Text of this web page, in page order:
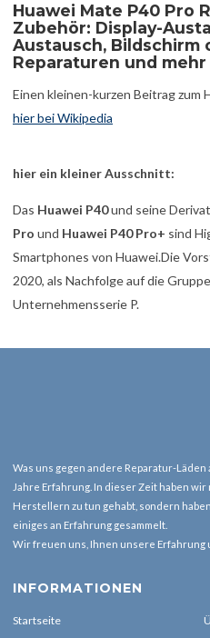
Huawei Mate P40 Pro
Zubehör: Display-
Austausch, Bildschirm
Reparaturen und mehr
Einen kleinen-kurzen Beitrag zum
hier bei Wikipedia
hier ein kleiner Ausschnitt:
Das Huawei P40und seine
Pro und Huawei P40 Pro+ sind
Smartphones von Huawei.Die
2020, als Nachfolge auf die
Unternehmensserie P.
Was uns gegen andere Reparatur-
Jahre Erfahrung. In dieser Zeit haben
Herstellern zu tun gehabt, sondern
einiges an Erfahrung gesammelt.
Wir freuen uns, Ihnen unsere Erfahrung
INFORMATIONEN
Startseite